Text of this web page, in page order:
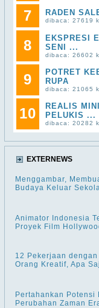
7 RADEN
dibaca: 27619
8
EKSPRESI
SENI ...
dibaca: 26602
9
POTRET
RUPA
dibaca: 21065
10
REALIS
PELUKIS ...
dibaca: 20282
EXTERNEWS
Menggambar,
Budaya Keluar
Animator Indonesia
Proyek Film
12 Pekerjaan
Orang Kreatif, Apa
Pertahankan Potensi
Perubahan Zaman